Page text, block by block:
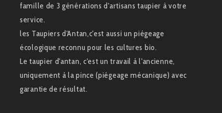
famille de 3 générations d'artisans taupier à votre
service.
les Taupiers d'Antan,c'est aussi un piégeage
écologique reconnu pour les cultures bio.
Le taupier d'antan, c'est un travail à l'ancienne,
uniquement à la pince (piégeage mécanique) avec
garantie de résultat.